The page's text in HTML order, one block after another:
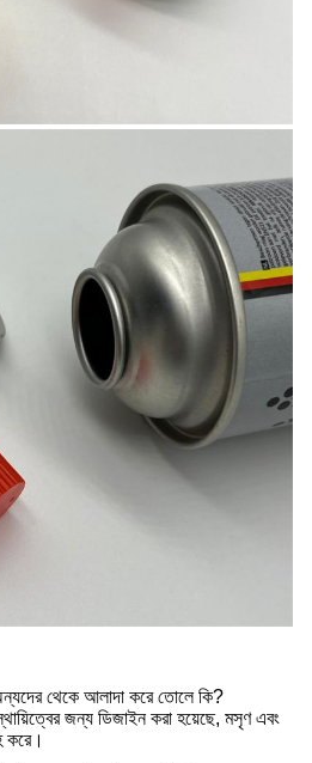
থেকে আলাদা করে তোলে কি?
জন্য ডিজাইন করা হয়েছে, মসৃণ এবং
করে।